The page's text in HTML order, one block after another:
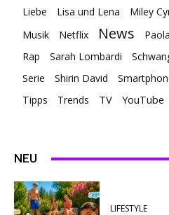
Liebe
Lisa und Lena Miley
Musik
Netflix News
Rap
Sarah Lombardi
Serie
Shirin David
Tipps
Trends TV YouTube
NEU
LIFESTYLE